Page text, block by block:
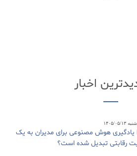
اخبار
۰۵/۱۳
یادگیری هوش مصنوعی برای مدیران به یک
رقابتی تبدیل شده است؟